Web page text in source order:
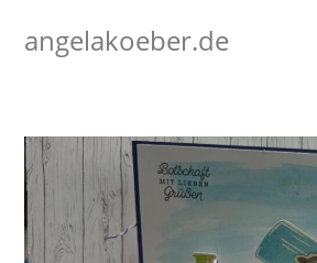
Inhaltangelakoeber.de